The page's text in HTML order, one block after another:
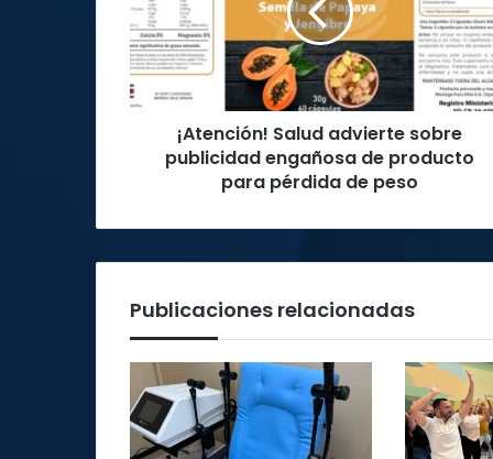
publicidad
engañosa
de
producto
para
pérdida¡Atención! Salud advierte sobre
publicidad engañosa de producto
para pérdida de peso
Publicaciones relacionadas